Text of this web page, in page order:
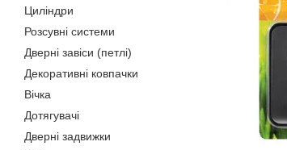
Циліндри
Розсувні системи
Дверні завіси (петлі)
Декоративні ковпачки
Вічка
Дотягувачі
Дверні задвижки